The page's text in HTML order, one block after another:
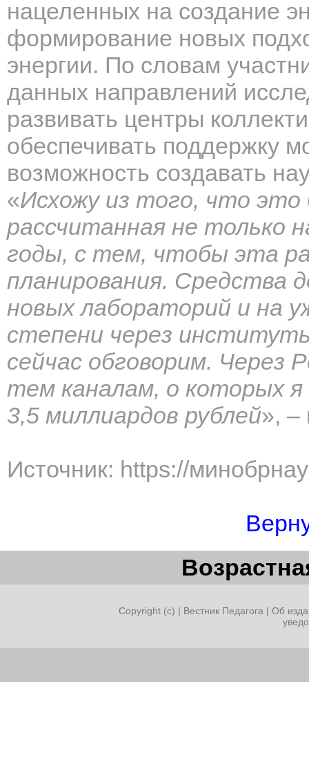
нацеленных на создание
формирование новых
энергии. По словам
данных направлений
развивать центры
обеспечивать поддержку
возможность создавать
«Исхожу из того, что
рассчитанная не только
годы, с тем, чтобы эта
планирования. Средства
новых лабораторий и на
степени через
сейчас обговорим. Через
тем каналам, о которых я
3,5 миллиардов рублей», –
Источник: https://
Copyright (c) | Вестник Педагога | Об